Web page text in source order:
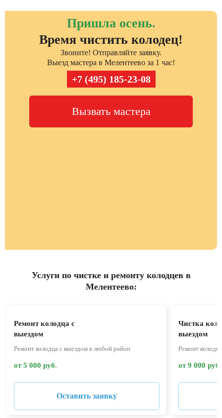
Пришла осень.
Время чистить колодец!
Звоните! Отправляйте заявку.
Выезд мастера в Мелентеево за 1 час!
+7 (495) 185-23-08
Вызвать мастера
Услуги по чистке и ремонту колодцев в
Мелентеево:
Ремонт колодца с
выездом
Ремонт колодца с выездом в любой район
от 5 000 руб.
Оставить заявку
Чистка
выездом
Ремонт
от 9 000 руб.